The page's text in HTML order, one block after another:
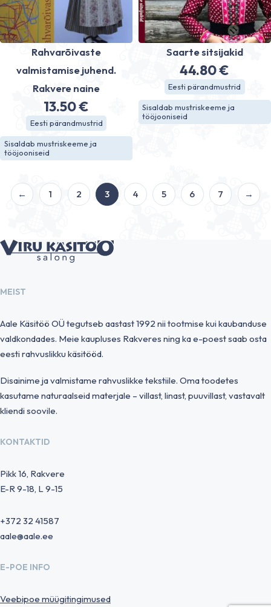
Rahvarõivaste
valmistamise juhend.
Rakvere naine
13.50€
Eesti pärandmustrid
Sisaldab mustriskeeme ja
tööjooniseid
Saarte sitsijakid
44.80€
Eesti pärandmustrid
Sisaldab mustriskeeme ja
tööjooniseid
← 1 2 3 4 5 6 7 →
MEIST
Aale Käsitöö OÜ tegutseb aastast 1992 nii tootmise kui kaubanduse
valdkondades. Meie kaupluses Rakveres ning ka e-poest saab osta
eesti rahvuslikku käsitööd.
Disainime ja valmistame rahvuslikke tekstiile. Oma toodetes
kasutame naturaalseid materjale – villast, linast, puuvillast, vastavalt
kliendi soovile.
KONTAKTID
Pikk 16, Rakvere
E-R 9-18, L 9-15
+372 32 41587
aale@aale.ee
E-POE INFO
Veebipoe müügitingimused